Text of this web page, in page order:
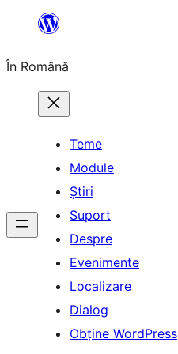
conținut
În Română
Teme
Module
Știri
Suport
Despre
Evenimente
Localizare
Dialog
Obține WordPress